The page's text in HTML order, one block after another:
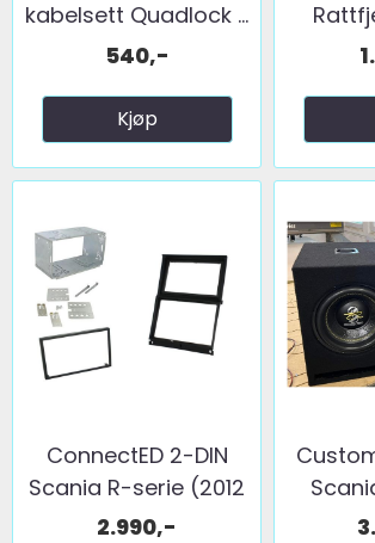
kabelsett Quadlock ...
540,-
Kjøp
ConnectED 2-DIN
Scania R-serie (2012
- ...
2.990,-